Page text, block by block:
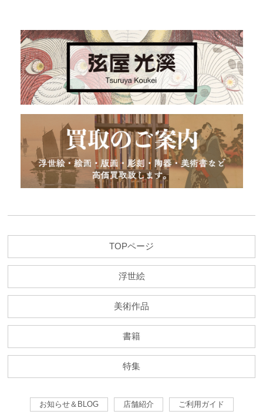
TOPページ
浮世絵
美術作品
書籍
特集
お知らせ＆BLOG 店舗紹介 ご利用ガイド